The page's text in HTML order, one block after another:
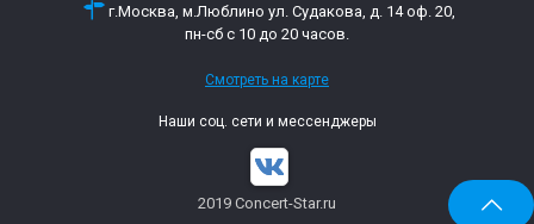
г.Москва, м.Люблино ул. Судакова, д. 14 оф. 20,
пн-сб с 10 до 20 часов.
Смотреть на карте
Наши соц. сети и мессенджеры
2019 Concert-Star.ru